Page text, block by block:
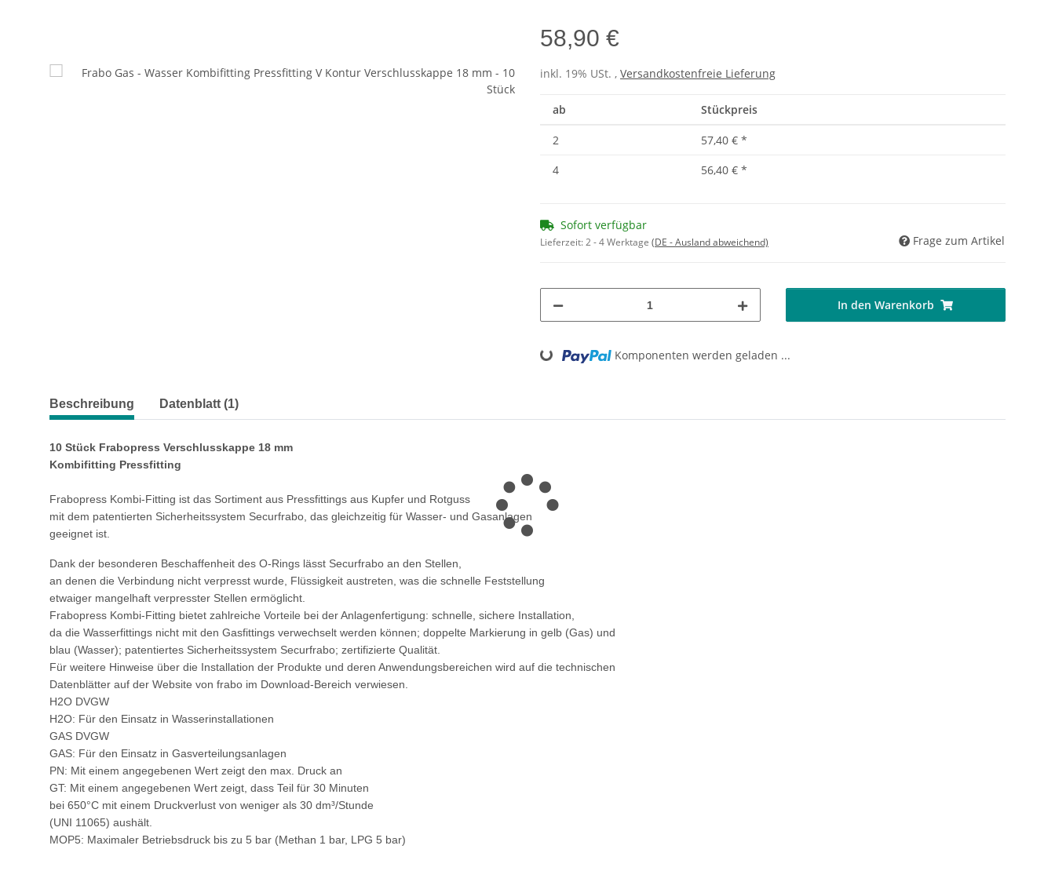
58,90 €
inkl. 19% USt. , Versandkostenfreie Lieferung
ab Stückpreis
2 57,40 € *
4
56,40 € *
Sofort verfügbar
Lieferzeit:2 - 4 Werktage (DE - Ausland abweichend) Frage zum Artikel
In den Warenkorb
Loading... Komponenten werden geladen ...
weitere Registerkarten anzeigen
Beschreibung Datenblatt (1)
10 Stück Frabopress Verschlusskappe 18 mm
Kombifitting Pressfitting
Frabopress Kombi-Fitting ist das Sortiment aus Pressfittings aus Kupfer und Rotguss
mit dem patentierten Sicherheitssystem Securfrabo, das gleichzeitig für Wasser- und Gasanlagen
geeignet ist.
Dank der besonderen Beschaffenheit des O-Rings lässt Securfrabo an den Stellen,
an denen die Verbindung nicht verpresst wurde, Flüssigkeit austreten, was die schnelle Feststellung
etwaiger mangelhaft verpresster Stellen ermöglicht.
Frabopress Kombi-Fitting bietet zahlreiche Vorteile bei der Anlagenfertigung: schnelle, sichere Installation,
da die Wasserfittings nicht mit den Gasfittings verwechselt werden können; doppelte Markierung in gelb (Gas) und
blau (Wasser); patentiertes Sicherheitssystem Securfrabo; zertifizierte Qualität.
Für weitere Hinweise über die Installation der Produkte und deren Anwendungsbereichen wird auf die technischen
Datenblätter auf der Website von frabo im Download-Bereich verwiesen.
H2O DVGW
H2O: Für den Einsatz in Wasserinstallationen
GAS DVGW
GAS: Für den Einsatz in Gasverteilungsanlagen
PN: Mit einem angegebenen Wert zeigt den max. Druck an
GT: Mit einem angegebenen Wert zeigt, dass Teil für 30 Minuten
bei 650°C mit einem Druckverlust von weniger als 30 dm³/Stunde
(UNI 11065) aushält.
MOP5: Maximaler Betriebsdruck bis zu 5 bar (Methan 1 bar, LPG 5 bar)